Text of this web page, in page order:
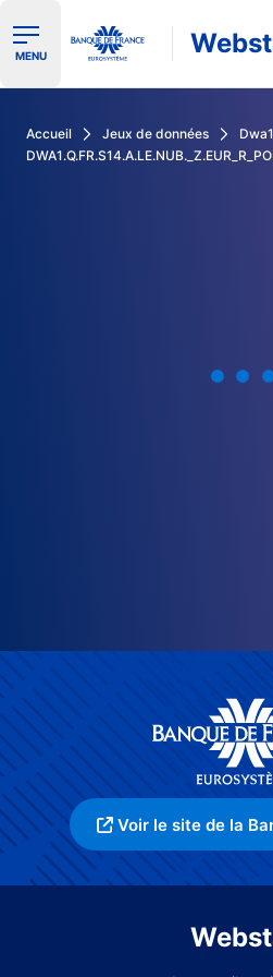
Ouvrir le menu de navigation
MENU
Accueil Jeux de données
Dwa1
Voir le site de la